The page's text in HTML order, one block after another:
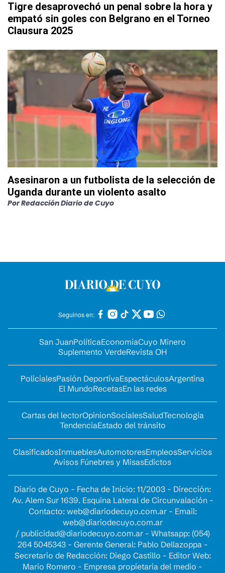
Tigre desaprovechó un penal sobre la hora y
empató sin goles con Belgrano en el Torneo
Clausura 2025
Asesinaron a un futbolista de la selección de
Uganda durante un violento asalto
PorRedacción Diario de Cuyo
Seguinos en:
San JuanPolíticaEconomíaCuyo Minero
Suplemento VerdeRevista OH
PolicialesPasión DeportivaEspectáculosArgentina
El MundoRecetasEn las redes
Cartas del lectorOpinionSocialesSaludTecnología
TendenciaEstado del tránsito
ClasificadosInmueblesAutomotoresEmpleosServicios
Avisos Fúnebres y MisasEdictos
Diario de Cuyo - Fecha de Inicio: 11/2003 - Dirección:
Av. Alem Sur 1639. Esquina Lateral de Circunvalación -
Contacto: web@diariodecuyo.com.ar- Email:
web@diariodecuyo.com.ar
/ publicidad@diariodecuyo.com.ar- Whatsapp: (054)
264 5045343 - Gerente General: Pablo Dellazoppa -
Secretario de Redacción: Diego Castillo - Editor Web:
Mario Romero - Empresa propietaria del medio -